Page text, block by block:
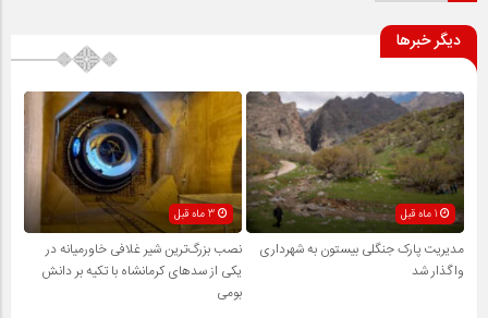
دیگر خبرها
1 ماه قبل
مدیریت پارک جنگلی بیستون به شهرداری
واگذار شد
نصب بزرگ‌ترین شیر غلافی خاورمیانه در
یکی از سدهای کرمانشاه با تکیه بر دانش
بومی